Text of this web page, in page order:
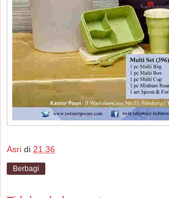
Asri di 21.36
Berbagi